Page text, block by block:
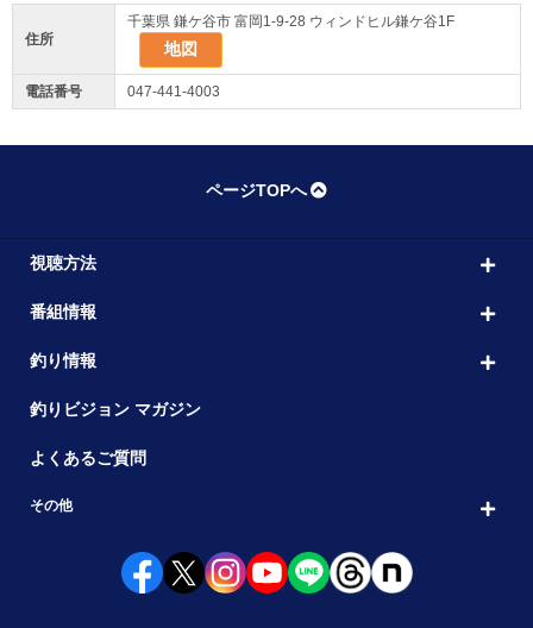
住所
千葉県 鎌ケ谷市 富岡1-9-28 ウィンドヒル鎌ケ谷1F
地図
電話番号 047-441-4003
ページTOPへ
視聴方法
番組情報
釣り情報
釣りビジョン マガジン
よくあるご質問
その他